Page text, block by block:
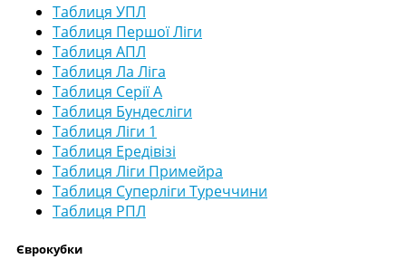
Таблиця УПЛ
Таблиця Першої Ліги
Таблиця АПЛ
Таблиця Ла Ліга
Таблиця Серії А
Таблиця Бундесліги
Таблиця Ліги 1
Таблиця Ередівізі
Таблиця Ліги Примейра
Таблиця Суперліги Туреччини
Таблиця РПЛ
Єврокубки